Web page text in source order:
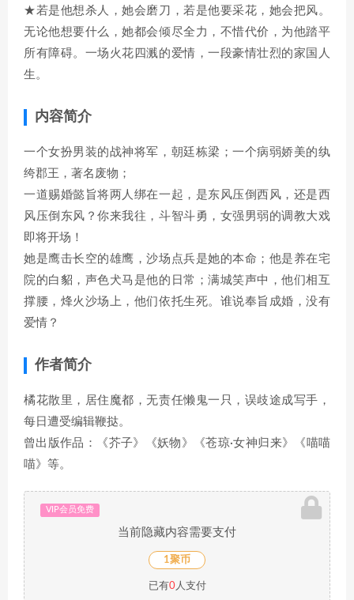
★若是他想杀人，她会磨刀，若是他要采花，她会把风。
无论他想要什么，她都会倾尽全力，不惜代价，为他踏平
所有障碍。一场火花四溅的爱情，一段豪情壮烈的家国人
生。
内容简介
一个女扮男装的战神将军，朝廷栋梁；一个病弱娇美的纨
绔郡王，著名废物；
一道赐婚懿旨将两人绑在一起，是东风压倒西风，还是西
风压倒东风？你来我往，斗智斗勇，女强男弱的调教大戏
即将开场！
她是鹰击长空的雄鹰，沙场点兵是她的本命；他是养在宅
院的白貂，声色犬马是他的日常；满城笑声中，他们相互
撑腰，烽火沙场上，他们依托生死。谁说奉旨成婚，没有
爱情？
作者简介
橘花散里，居住魔都，无责任懒鬼一只，误歧途成写手，
每日遭受编辑鞭挞。
曾出版作品：《芥子》《妖物》《苍琼·女神归来》《喵喵
喵》等。
VIP会员免费
当前隐藏内容需要支付
1聚币
已有0人支付